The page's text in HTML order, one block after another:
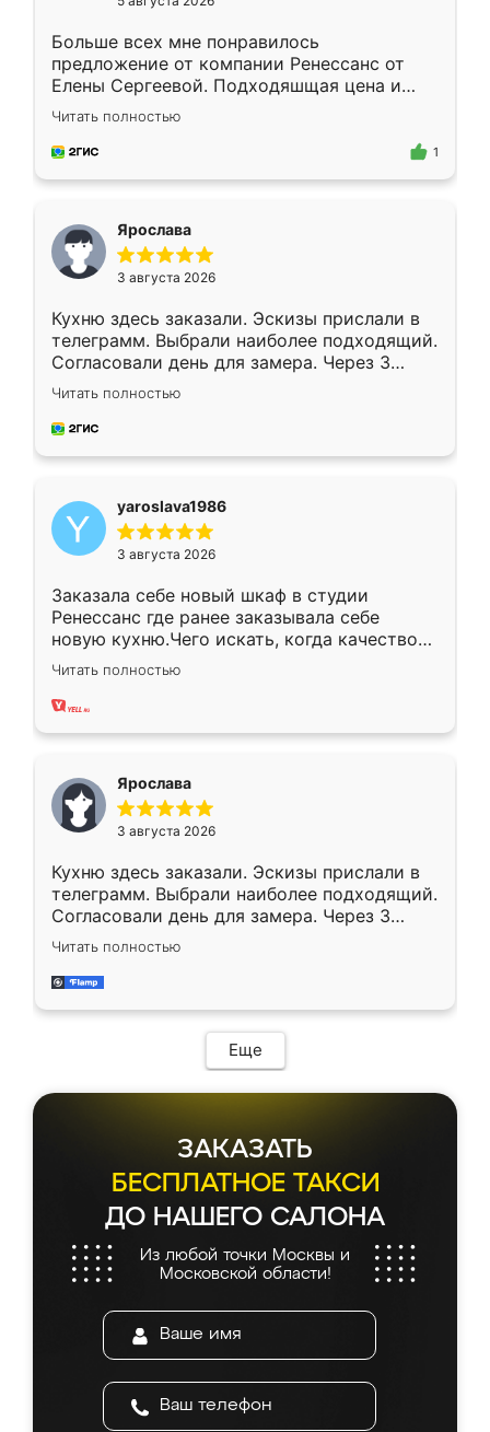
Больше всех мне понравилось
предложение от компании Ренессанс от
Елены Сергеевой. Подходяшщая цена и
короткие сроки изготовления. Приехавший
для замера сотрудник Владислав
предложил по моему эскизу самый
Читать полностью
1
Ярослава
3 августа 2026
Кухню здесь заказали. Эскизы прислали в
телеграмм. Выбрали наиболее подходящий.
Согласовали день для замера. Через 3
недели кухня была уже готова. Остались
довольны работой. Спасибо Ренессанс
мебель за качественную работу!
Читать полностью
yaroslava1986
3 августа 2026
Заказала себе новый шкаф в студии
Ренессанс где ранее заказывала себе
новую кухню.Чего искать, когда качеством
вполне довольна. Служит кухня уже почти
два года, нареканий нет.
Читать полностью
Ярослава
3 августа 2026
Кухню здесь заказали. Эскизы прислали в
телеграмм. Выбрали наиболее подходящий.
Согласовали день для замера. Через 3
недели кухня была уже готова. Остались
довольны работой. Спасибо Ренессанс
мебель за качественную работу!
Читать полностью
Еще
ЗАКАЗАТЬ
БЕСПЛАТНОЕ ТАКСИ
ДО НАШЕГО САЛОНА
Из любой точки Москвы и
Московской области!